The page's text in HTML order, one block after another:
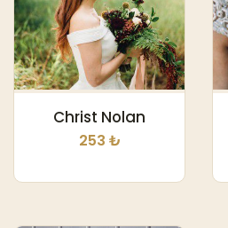
Christ Nolan
253 ₺